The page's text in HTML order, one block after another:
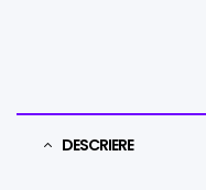
DESCRIERE